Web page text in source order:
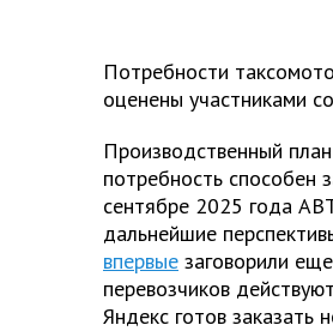
Потребности
оценены участниками
Производственный
потребность способен
сентябре 2025 года
дальнейшие
впервые заговорили
перевозчиков
Яндекс готов